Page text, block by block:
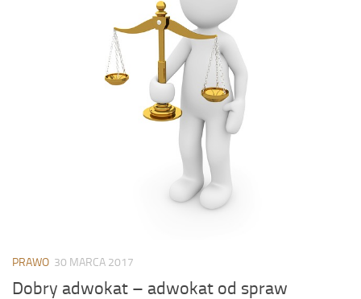
PRAWO 30 MARCA 2017
Dobry adwokat – adwokat od spraw